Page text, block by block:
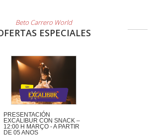
Beto Carrero World
ESPECIALES
PRESENTACIÓN
EXCALIBUR CON SNACK –
12:00 H MARÇO - A PARTIR
DE 05 ANOS